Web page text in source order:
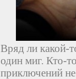
Вряд ли какой-
один миг. Кто-
приключений